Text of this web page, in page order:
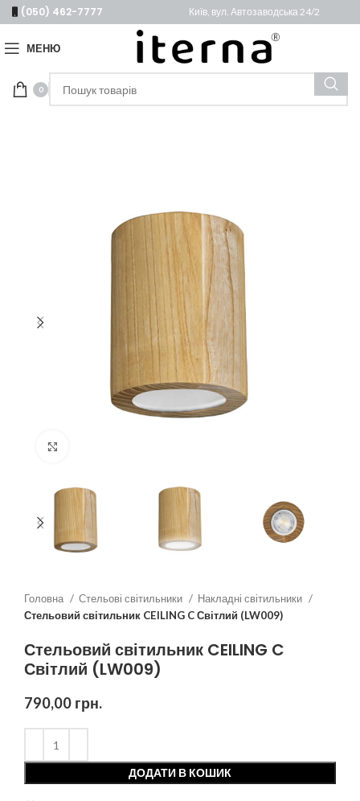
(050) 462-7777 Київ, вул. Автозаводська 24/2
МЕНЮ
0
Головна Стельові світильники
Накладні світильники
Стельовий світильник CEILING C Світлий (LW009)
Стельовий світильник CEILING C
Світлий (LW009)
790,00 грн.
ДОДАТИ В КОШИК